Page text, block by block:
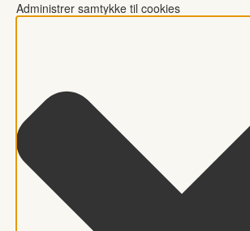
Administrer samtykke til cookies